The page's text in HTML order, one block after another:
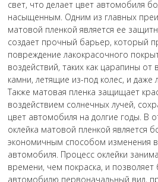
свет, что делает цвет автомобиля
насыщенным. Одним из главных
матовой пленкой является ее
создает прочный барьер, который
повреждение лакокрасочного
воздействий, таких как царапины от
камни, летящие из-под колес, и даже
Также матовая пленка защищает
воздействием солнечных лучей,
цвет автомобиля на долгие годы. В
оклейка матовой пленкой является
экономичным способом изменения
автомобиля. Процесс оклейки
времени, чем покраска, и позволяет
автомобилю первоначальный вид,